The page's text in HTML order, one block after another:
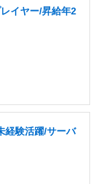
イヤー/昇給年2
経験活躍/サーバ